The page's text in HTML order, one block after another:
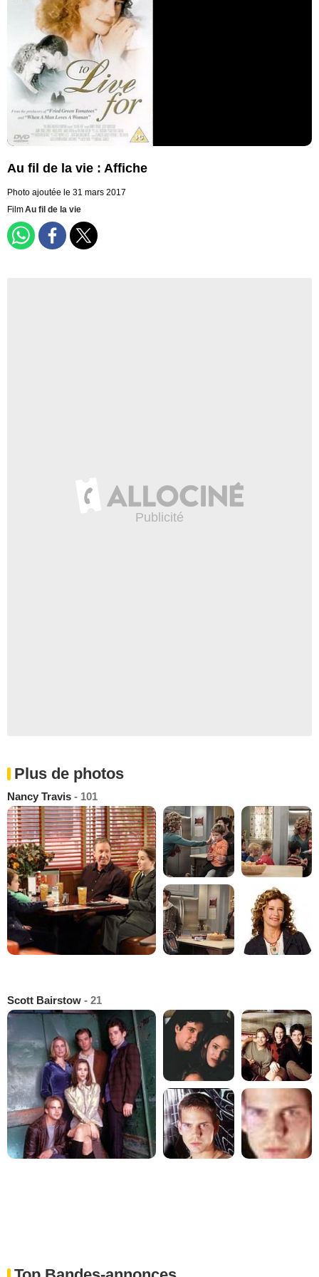
Au fil de la vie : Affiche
Photo ajoutée le 31 mars 2017
FilmAu fil de la vie
Plus de photos
Nancy Travis - 101
Scott Bairstow - 21